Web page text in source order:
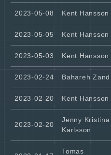
2023-05-08 Kent Hansson
2023-05-05 Kent Hansson
2023-05-03 Kent Hansson
2023-02-24 Bahareh Zand
2023-02-20 Kent Hansson
2023-02-20
Jenny Kristina
Karlsson
Tomas